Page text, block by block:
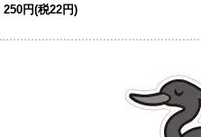
250円(税22円)